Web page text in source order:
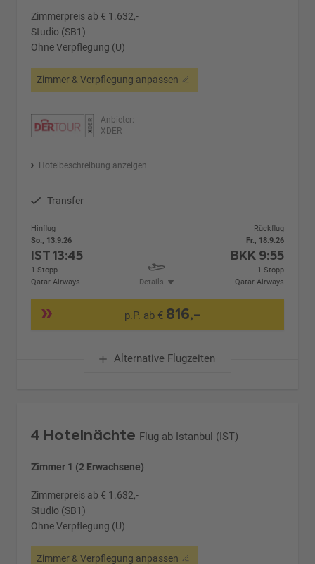
Zimmerpreis ab € 1.632,-
Studio (SB1)
Ohne Verpflegung (U)
Zimmer & Verpflegung anpassen
Anbieter:
XDER
Hotelbeschreibung anzeigen
Transfer
Hinflug
So., 13.9.26
IST13:45
1 Stopp
Qatar Airways
Details
Rückflug
Fr., 18.9.26
BKK 9:55
1 Stopp
Qatar Airways
p.P. ab € 816,-
Alternative Flugzeiten
4 Hotelnächte Flug ab Istanbul (IST)
Zimmer 1 (2 Erwachsene)
Zimmerpreis ab € 1.632,-
Studio (SB1)
Ohne Verpflegung (U)
Zimmer & Verpflegung anpassen